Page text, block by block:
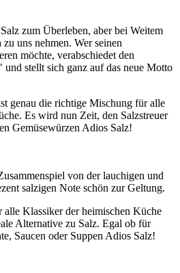
zum Überleben, aber bei Weitem
uns nehmen. Wer seinen
möchte, verabschiedet den
stellt sich ganz auf das neue Motto
genau die richtige Mischung für alle
Es wird nun Zeit, den Salzstreuer
Gemüsewürzen Adios Salz!
von der lauchigen und
salzigen Note schön zur Geltung.
Klassiker der heimischen Küche
Alternative zu Salz. Egal ob für
Saucen oder Suppen Adios Salz!